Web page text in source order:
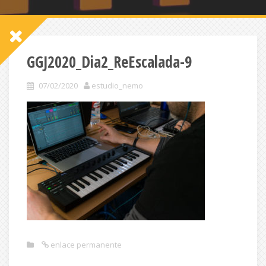
GGJ2020_Dia2_ReEscalada-9
07/02/2020 estudio_nemo
enlace permanente